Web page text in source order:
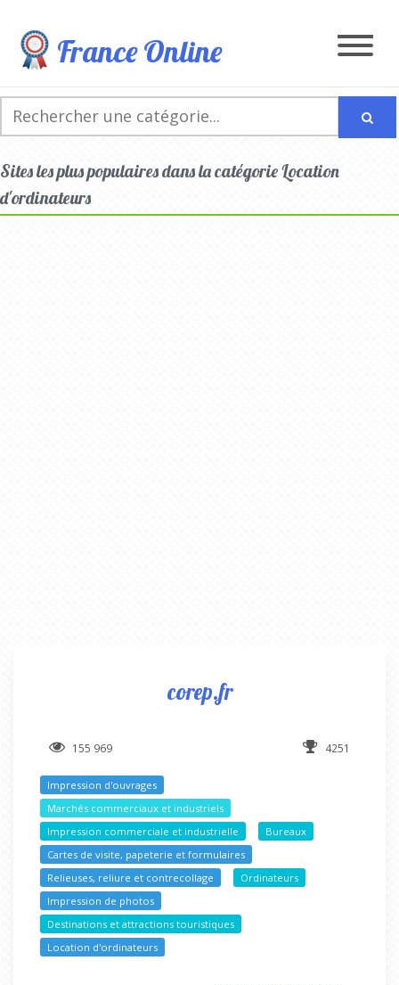
France Online
Sites les plus populaires dans la catégorie Location
d'ordinateurs
corep.fr
155 969 4251
Impression d'ouvrages
Marchés commerciaux et industriels
Impression commerciale et industrielle
Bureaux
Cartes de visite, papeterie et formulaires
Relieuses, reliure et contrecollage
Ordinateurs
Impression de photos
Destinations et attractions touristiques
Location d'ordinateurs